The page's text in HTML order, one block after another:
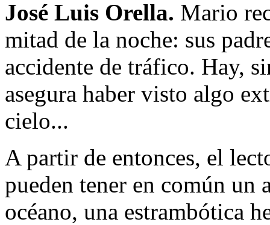
José Luis Orella. Mario
mitad de la noche: sus
accidente de tráfico. Hay,
asegura haber visto algo
cielo...
A partir de entonces, el
pueden tener en común un
océano, una estrambótica